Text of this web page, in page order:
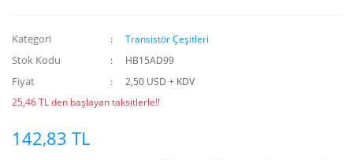
Kategori Transistör Çeşitleri
Stok Kodu HB15AD99
Fiyat
2,50 USD + KDV
25,46 TL den başlayan taksitlerle!!
142,83 TL